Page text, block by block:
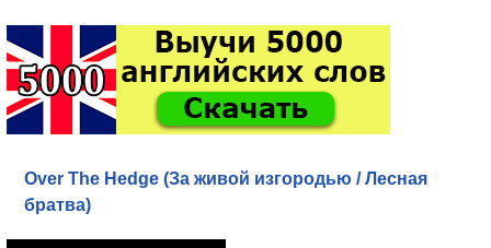
Over The Hedge (За живой изгородью / Лесная
братва)